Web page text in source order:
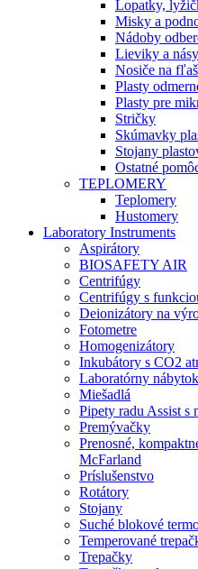
Lopatky,
Misky a
Nádoby
Lieviky a
Nosiče na
Plasty
Plasty pre
Stričky
Skúmavky
Stojany
Ostatné
TEPLOMERY
Teplomery
Hustomery
Laboratory Instruments
Aspirátory
BIOSAFETY AIR
Centrifúgy
Centrifúgy s
Deionizátory na
Fotometre
Homogenizátory
Inkubátory s CO2
Laboratórny
Miešadlá
Pipety radu Assist s
Premývačky
Prenosné,
McFarland
Príslušenstvo
Rotátory
Stojany
Suché blokové
Temperované
Trepačky